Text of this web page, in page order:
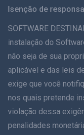
ภาษาไทย
Dansk
हिंदी
Isenção de
SOFTWARE
instalação do
não seja de sua
aplicável e das leis
exige que você
nos quais pretende
violação dessa
penalidades